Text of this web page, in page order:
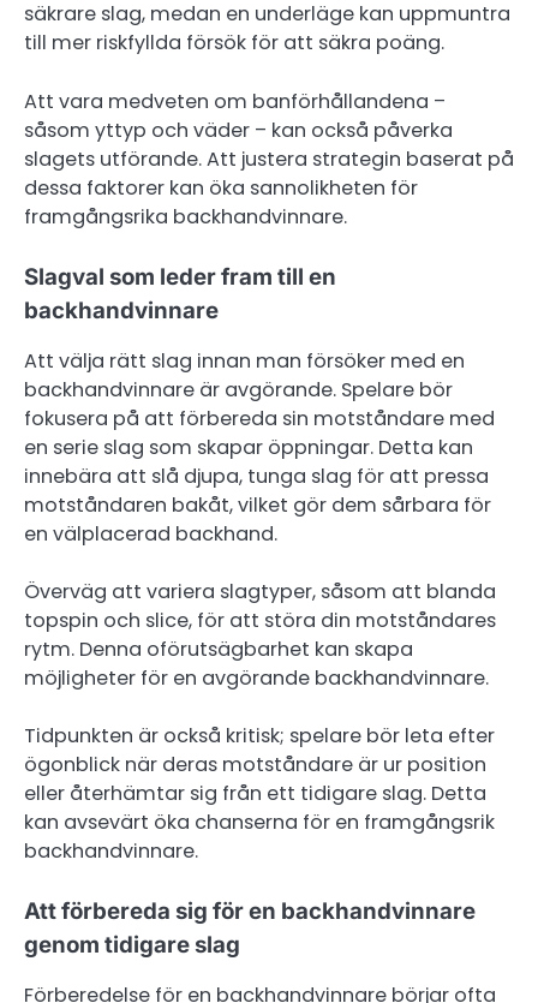
säkrare slag, medan en underläge kan uppmuntra
till mer riskfyllda försök för att säkra poäng.
Att vara medveten om banförhållandena –
såsom yttyp och väder – kan också påverka
slagets utförande. Att justera strategin baserat på
dessa faktorer kan öka sannolikheten för
framgångsrika backhandvinnare.
Slagval som leder fram till en
backhandvinnare
Att välja rätt slag innan man försöker med en
backhandvinnare är avgörande. Spelare bör
fokusera på att förbereda sin motståndare med
en serie slag som skapar öppningar. Detta kan
innebära att slå djupa, tunga slag för att pressa
motståndaren bakåt, vilket gör dem sårbara för
en välplacerad backhand.
Överväg att variera slagtyper, såsom att blanda
topspin och slice, för att störa din motståndares
rytm. Denna oförutsägbarhet kan skapa
möjligheter för en avgörande backhandvinnare.
Tidpunkten är också kritisk; spelare bör leta efter
ögonblick när deras motståndare är ur position
eller återhämtar sig från ett tidigare slag. Detta
kan avsevärt öka chanserna för en framgångsrik
backhandvinnare.
Att förbereda sig för en backhandvinnare
genom tidigare slag
Förberedelse för en backhandvinnare börjar ofta